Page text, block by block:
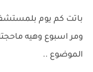
باتت كم يوم
ومر اسبوع وهيه
الموضوع ..